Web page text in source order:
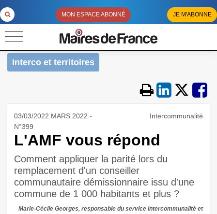
MON ESPACE ABONNÉ JE M'ABONNE
Interco et territoires
03/03/2022 MARS 2022 -
N°399
Intercommunalité
L'AMF vous répond
Comment appliquer la parité lors du
remplacement d'un conseiller
communautaire démissionnaire issu d'une
commune de 1 000 habitants et plus ?
Marie-Cécile Georges, responsable du service Intercommunalité et